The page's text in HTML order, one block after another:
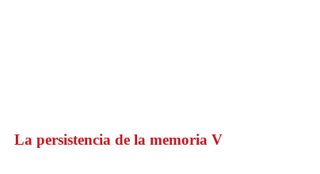
La persistencia de la memoria V